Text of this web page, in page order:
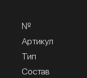
№
Артикул
Тип
Состав